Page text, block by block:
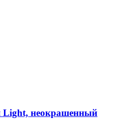
Light, неокрашенный